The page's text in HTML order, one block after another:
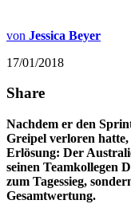
von Jessica Beyer
17/01/2018
Share
Nachdem er den
Greipel verloren
Erlösung: Der
seinen Teamkollegen
zum Tagessieg,
Gesamtwertung.